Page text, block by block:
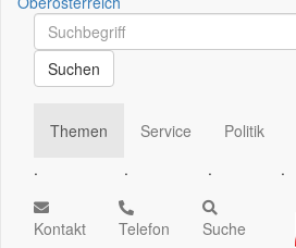
Schnellsuche
Schnellsuche
Suchen
Themen
.
Service
.
Politik
.
.
Kontakt
Telefon
Suche